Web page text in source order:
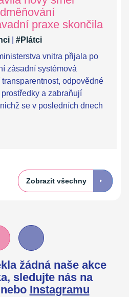
praxe skončila
#Plátci
vnitra přijala po
zásadní systémová
odpovědné
a zabraňují
se v posledních dnech
Zobrazit všechny
žádná naše akce
sledujte nás na
nebo Instagramu